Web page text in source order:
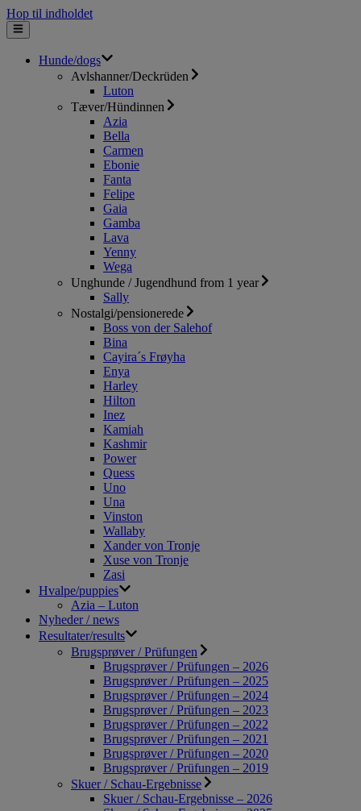
Hop til indholdet
Hunde/dogs
Avlshanner/Deckrüden
Luton
Tæver/Hündinnen
Azia
Bella
Carmen
Ebonie
Fanta
Felipe
Gaia
Gamba
Lava
Yenny
Wega
Unghunde / Jugendhund from 1 year
Sally
Nostalgi/pensionerede
Boss von der Salehof
Bina
Cayira´s Frøyha
Enya
Harley
Hilton
Inez
Kamiah
Kashmir
Power
Quess
Uno
Una
Vinston
Wallaby
Xander von Tronje
Xuse von Tronje
Zasi
Hvalpe/puppies
Azia – Luton
Nyheder / news
Resultater/results
Brugsprøver / Prüfungen
Brugsprøver / Prüfungen – 2026
Brugsprøver / Prüfungen – 2025
Brugsprøver / Prüfungen – 2024
Brugsprøver / Prüfungen – 2023
Brugsprøver / Prüfungen – 2022
Brugsprøver / Prüfungen – 2021
Brugsprøver / Prüfungen – 2020
Brugsprøver / Prüfungen – 2019
Skuer / Schau-Ergebnisse
Skuer / Schau-Ergebnisse – 2026